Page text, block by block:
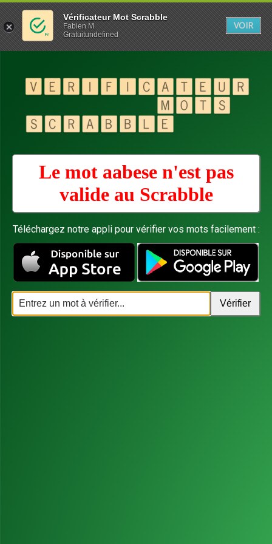
Le mot aabese n'est pas
valide au Scrabble
Téléchargez notre appli pour vérifier vos mots facilement :
Vérificateur Mot Scrabble
Fabien M
Gratuitundefined
VOIR